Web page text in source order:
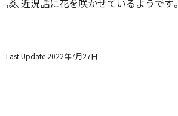
談、近況話に花を咲かせているようです。
Last Update 2022年7月27日